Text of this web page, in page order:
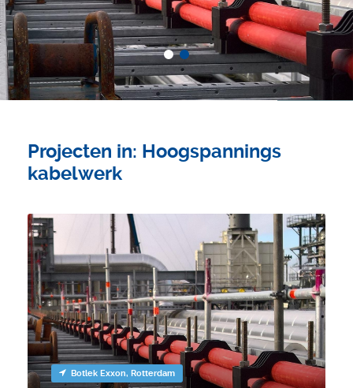
Projecten in: Hoogspannings
kabelwerk
Botlek Exxon, Rotterdam